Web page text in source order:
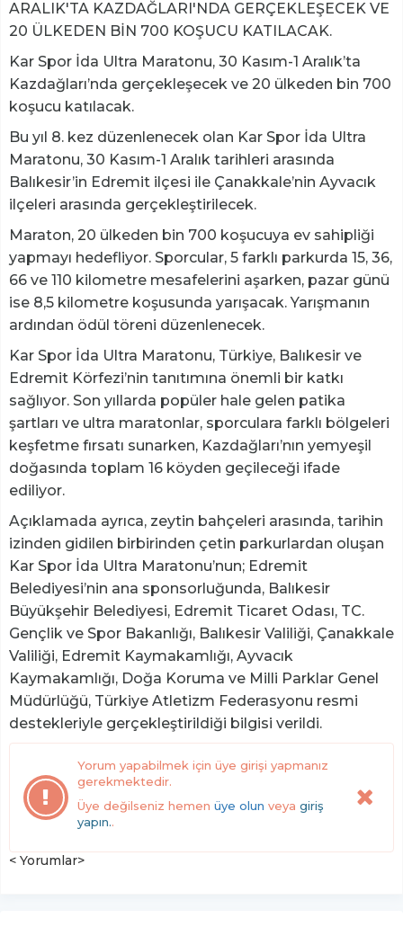
ARALIK'TA KAZDAĞLARI'NDA GERÇEKLEŞECEK VE
20 ÜLKEDEN BİN 700 KOŞUCU KATILACAK.
Kar Spor İda Ultra Maratonu, 30 Kasım-1 Aralık’ta
Kazdağları’nda gerçekleşecek ve 20 ülkeden bin 700
koşucu katılacak.
Bu yıl 8. kez düzenlenecek olan Kar Spor İda Ultra
Maratonu, 30 Kasım-1 Aralık tarihleri arasında
Balıkesir’in Edremit ilçesi ile Çanakkale’nin Ayvacık
ilçeleri arasında gerçekleştirilecek.
Maraton, 20 ülkeden bin 700 koşucuya ev sahipliği
yapmayı hedefliyor. Sporcular, 5 farklı parkurda 15, 36,
66 ve 110 kilometre mesafelerini aşarken, pazar günü
ise 8,5 kilometre koşusunda yarışacak. Yarışmanın
ardından ödül töreni düzenlenecek.
Kar Spor İda Ultra Maratonu, Türkiye, Balıkesir ve
Edremit Körfezi’nin tanıtımına önemli bir katkı
sağlıyor. Son yıllarda popüler hale gelen patika
şartları ve ultra maratonlar, sporculara farklı bölgeleri
keşfetme fırsatı sunarken, Kazdağları’nın yemyeşil
doğasında toplam 16 köyden geçileceği ifade
ediliyor.
Açıklamada ayrıca, zeytin bahçeleri arasında, tarihin
izinden gidilen birbirinden çetin parkurlardan oluşan
Kar Spor İda Ultra Maratonu’nun; Edremit
Belediyesi’nin ana sponsorluğunda, Balıkesir
Büyükşehir Belediyesi, Edremit Ticaret Odası, TC.
Gençlik ve Spor Bakanlığı, Balıkesir Valiliği, Çanakkale
Valiliği, Edremit Kaymakamlığı, Ayvacık
Kaymakamlığı, Doğa Koruma ve Milli Parklar Genel
Müdürlüğü, Türkiye Atletizm Federasyonu resmi
destekleriyle gerçekleştirildiği bilgisi verildi.
Yorum yapabilmek için üye girişi yapmanız
gerekmektedir.
Üye değilseniz hemen üye olun veya giriş
yapın..
< Yorumlar>